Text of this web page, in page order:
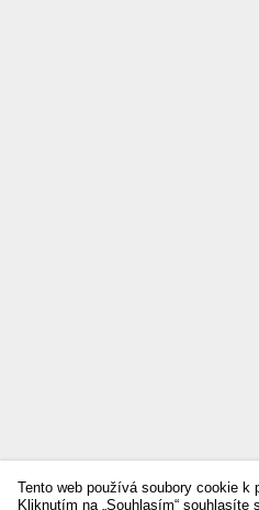
Tento web používá soubory cookie k
Kliknutím na „Souhlasím“